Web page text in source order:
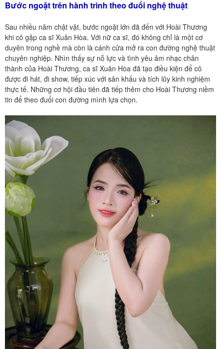
Bước ngoặt trên hành trình theo đuổi nghệ thuật
Sau nhiều năm chật vật, bước ngoặt lớn đã đến với Hoài Thương
khi cô gặp ca sĩ Xuân Hòa. Với nữ ca sĩ, đó không chỉ là một cơ
duyên trong nghề mà còn là cánh cửa mở ra con đường nghệ thuật
chuyên nghiệp. Nhìn thấy sự nỗ lực và tình yêu âm nhạc chân
thành của Hoài Thương, ca sĩ Xuân Hòa đã tạo điều kiện để cô
được đi hát, đi show, tiếp xúc với sân khấu và tích lũy kinh nghiệm
thực tế. Những cơ hội đầu tiên đã tiếp thêm cho Hoài Thương niềm
tin để theo đuổi con đường mình lựa chọn.